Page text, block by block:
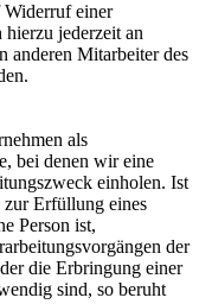
Widerruf einer
jederzeit an
anderen Mitarbeiter des
als
bei denen wir eine
einholen. Ist
zur Erfüllung eines
Person ist,
der
die Erbringung einer
sind, so beruht